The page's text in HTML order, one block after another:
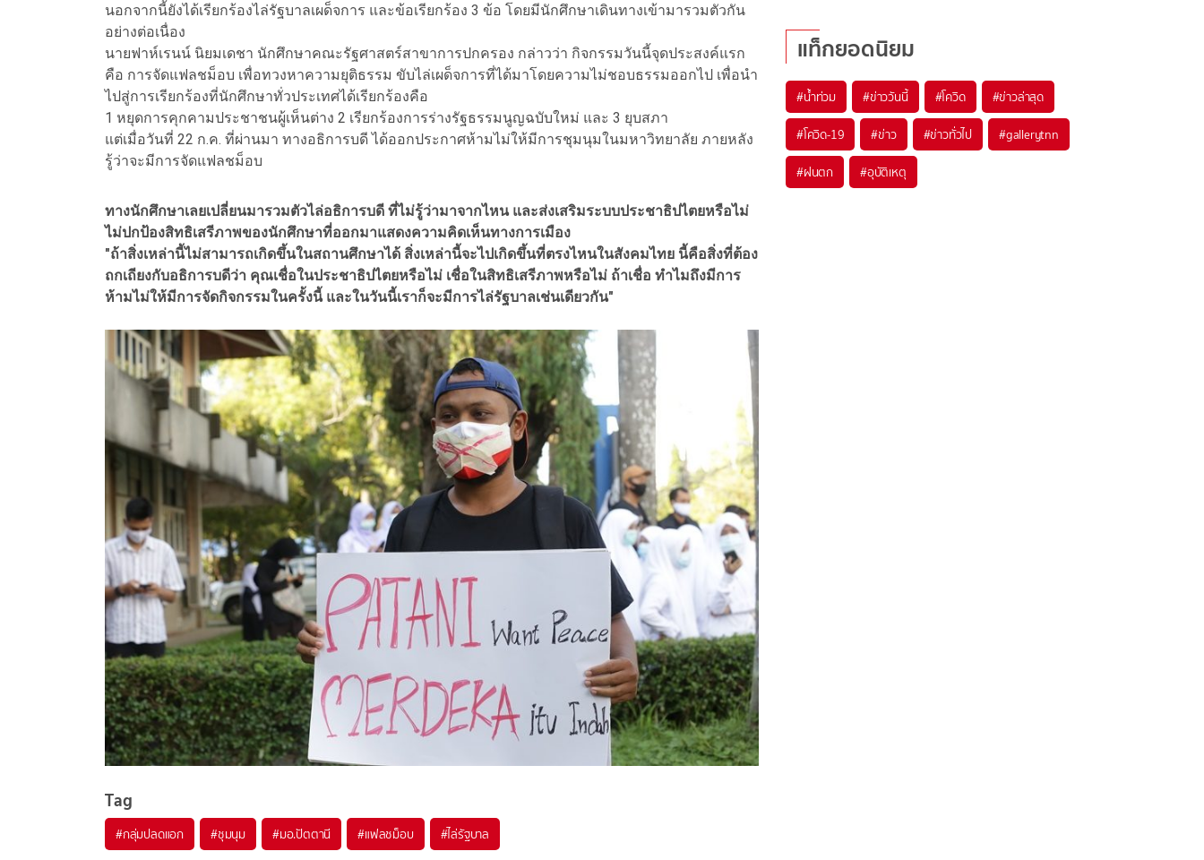
นอกจากนี้ยังได้เรียกร้องไล่รัฐบาลเผด็จการ และข้อเรียกร้อง 3 ข้อ โดยมีนักศึกษาเดินทางเข้ามารวมตัวกัน
อย่างต่อเนื่อง
นายฟาห์เรนน์ นิยมเดชา นักศึกษาคณะรัฐศาสตร์สาขาการปกครอง กล่าวว่า กิจกรรมวันนี้จุดประสงค์แรก
คือ การจัดแฟลชม็อบ เพื่อทวงหาความยุติธรรม ขับไล่เผด็จการที่ได้มาโดยความไม่ชอบธรรมออกไป เพื่อนำ
ไปสู่การเรียกร้องที่นักศึกษาทั่วประเทศได้เรียกร้องคือ
1 หยุดการคุกคามประชาชนผู้เห็นต่าง 2 เรียกร้องการร่างรัฐธรรมนูญฉบับใหม่ และ 3 ยุบสภา
แต่เมื่อวันที่ 22 ก.ค. ที่ผ่านมา ทางอธิการบดี ได้ออกประกาศห้ามไม่ให้มีการชุมนุมในมหาวิทยาลัย ภายหลัง
รู้ว่าจะมีการจัดแฟลชม็อบ
ทางนักศึกษาเลยเปลี่ยนมารวมตัวไล่อธิการบดี ที่ไม่รู้ว่ามาจากไหน และส่งเสริมระบบประชาธิปไตยหรือไม่
ไม่ปกป้องสิทธิเสรีภาพของนักศึกษาที่ออกมาแสดงความคิดเห็นทางการเมือง
"ถ้าสิ่งเหล่านี้ไม่สามารถเกิดขึ้นในสถานศึกษาได้ สิ่งเหล่านี้จะไปเกิดขึ้นที่ตรงไหนในสังคมไทย นี้คือสิ่งที่ต้อง
ถกเถียงกับอธิการบดีว่า คุณเชื่อในประชาธิปไตยหรือไม่ เชื่อในสิทธิเสรีภาพหรือไม่ ถ้าเชื่อ ทำไมถึงมีการ
ห้ามไม่ให้มีการจัดกิจกรรมในครั้งนี้ และในวันนี้เราก็จะมีการไล่รัฐบาลเช่นเดียวกัน"
Tag
#กลุ่มปลดแอก #ชุมนุม #มอ.ปัตตานี #แฟลชม็อบ #ไล่รัฐบาล
แท็กยอดนิยม
#น้ำท่วม #ข่าววันนี้ #โควิด #ข่าวล่าสุด
#โควิด-19 #ข่าว #ข่าวทั่วไป #gallerytnn
#ฝนตก #อุบัติเหตุ